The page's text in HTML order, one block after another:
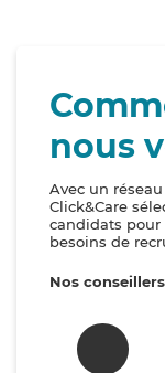
nous
Avec un
Click&Care
candidats
besoins de
Nos